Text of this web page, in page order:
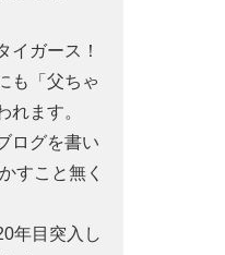
イガース！
も「父ちゃ
れます。
ログを書い
すこと無く
年目突入し